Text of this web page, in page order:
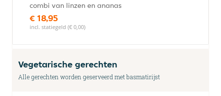
combi van linzen en ananas
€ 18,95
incl. statiegeld (€ 0,00)
Vegetarische gerechten
Alle gerechten worden geserveerd met basmatirijst